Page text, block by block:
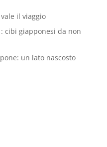
il viaggio
cibi giapponesi da non
un lato nascosto